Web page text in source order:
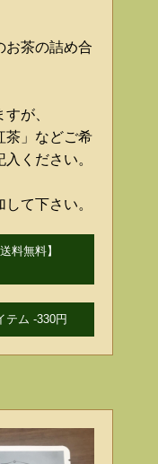
お茶の詰め合
が、
茶」などご希
ください。
て下さい。
料無料】
テム -330円